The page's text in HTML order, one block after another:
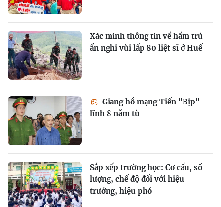
Xác minh thông tin về hầm trú
ẩn nghi vùi lấp 80 liệt sĩ ở Huế
Giang hồ mạng Tiến "Bịp"
lĩnh 8 năm tù
Sắp xếp trường học: Cơ cấu, số
lượng, chế độ đối với hiệu
trưởng, hiệu phó